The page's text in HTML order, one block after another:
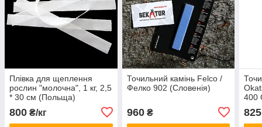
Плівка для щеплення
рослин "молочна", 1 кг, 2,5
* 30 см (Польща)
800 ₴/кг
Точильний камінь Felco /
Фелко 902 (Словенія)
960₴
400
825